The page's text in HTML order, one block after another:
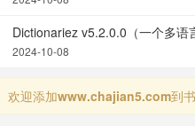
Dictionariez v5.2.0.0（一个多语
2024-10-08
欢迎添加www.chajian5.com到